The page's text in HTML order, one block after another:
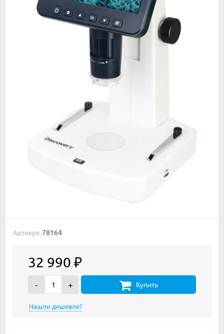
Артикул: 78164
32 990 ₽
- + Купить